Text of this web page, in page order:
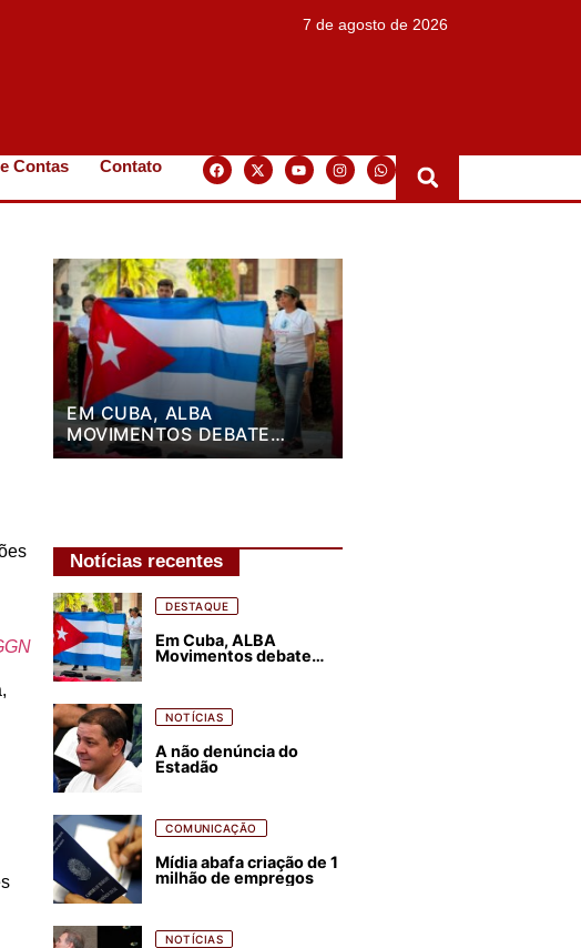
7 de agosto de 2026
Contas Contato
EM CUBA, ALBA
MOVIMENTOS DEBATE
PLANO DE LUTA PARA OS
Notícias recentes
DESTAQUE
Em Cuba, ALBA
Movimentos debate
NOTÍCIAS
A não denúncia do
Estadão
COMUNICAÇÃO
Mídia abafa criação de 1
milhão de empregos
NOTÍCIAS